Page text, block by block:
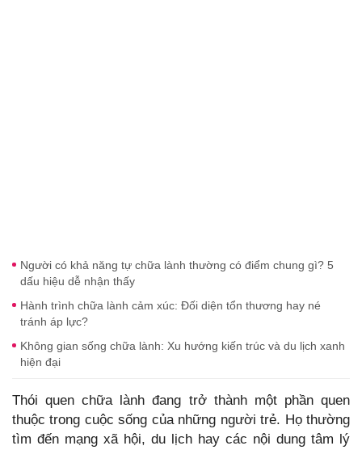
Người có khả năng tự chữa lành thường có điểm chung gì? 5
dấu hiệu dễ nhận thấy
Hành trình chữa lành cảm xúc: Đối diện tổn thương hay né
tránh áp lực?
Không gian sống chữa lành: Xu hướng kiến trúc và du lịch xanh
hiện đại
Thói quen chữa lành đang trở thành một phần quen
thuộc trong cuộc sống của những người trẻ. Họ thường
tìm đến mạng xã hội, du lịch hay các nội dung tâm lý